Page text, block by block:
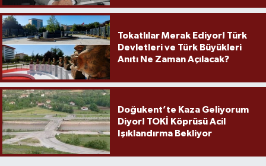
Tokatlılar Merak Ediyor! Türk
Devletleri ve Türk Büyükleri
Anıtı Ne Zaman Açılacak?
Doğukent’te Kaza Geliyorum
Diyor! TOKİ Köprüsü Acil
Işıklandırma Bekliyor